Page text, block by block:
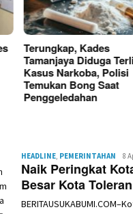
Kini Donasi Pakaian
Korban Kebakaran
Kasepuhan Cipta Mulia
Ditata Layaknya Toko,
HEADLINE, PEMERINTAHAN 8
Naik Peringkat
Besar Kota